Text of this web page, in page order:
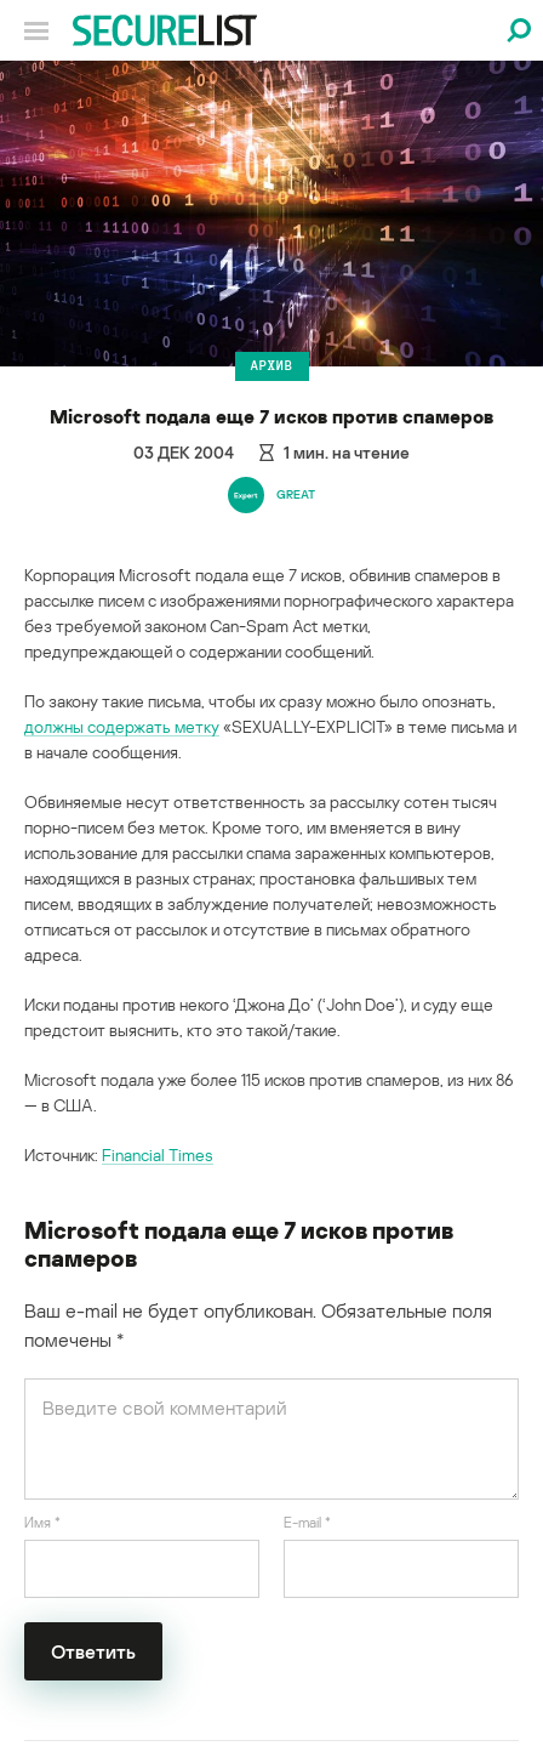
АРХИВ
Microsoft подала еще 7 исков против спамеров
03 ДЕК 2004 1 мин. на чтение
GREAT
Корпорация Microsoft подала еще 7 исков, обвинив спамеров в
рассылке писем c изображениями порнографического характера
без требуемой законом Can-Spam Act метки,
предупреждающей о содержании сообщений.
По закону такие письма, чтобы их сразу можно было опознать,
должны содержать метку«SEXUALLY-EXPLICIT» в теме письма и
в начале сообщения.
Обвиняемые несут ответственность за рассылку сотен тысяч
порно-писем без меток. Кроме того, им вменяется в вину
использование для рассылки спама зараженных компьютеров,
находящихся в разных странах; простановка фальшивых тем
писем, вводящих в заблуждение получателей; невозможность
отписаться от рассылок и отсутствие в письмах обратного
адреса.
Иски поданы против некого ‘Джона До’ (‘John Doe’), и суду еще
предстоит выяснить, кто это такой/такие.
Microsoft подала уже более 115 исков против спамеров, из них 86
— в США.
Источник: Financial Times
Microsoft подала еще 7 исков против
спамеров
Ваш e-mail не будет опубликован. Обязательные поля
помечены *
Имя * E-mail *